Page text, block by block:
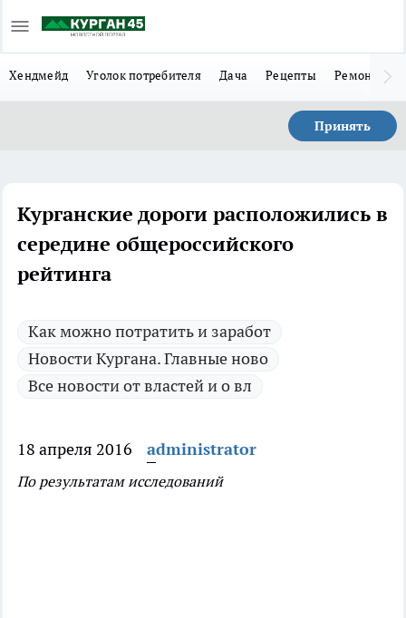
Хендмейд Уголок потребителя Дача Рецепты Ремонт
Принять
Курганские дороги расположились в
середине общероссийского
рейтинга
Как можно потратить и заработ
Новости Кургана. Главные ново
Все новости от властей и о вл
18 апреля 2016 administrator
По результатам исследований